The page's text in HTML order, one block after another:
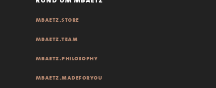
mbaetz.store
mbaetz.team
mbaetz.philosophy
mbaetz.madeforyou